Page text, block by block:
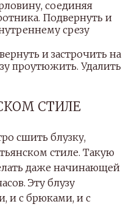
соединяя
Подвернуть и
срезу
и застрочить на
проутюжить. Удалить
СТИЛЕ
сшить блузку,
стиле. Такую
даже начинающей
Эту блузу
и с брюками, и с